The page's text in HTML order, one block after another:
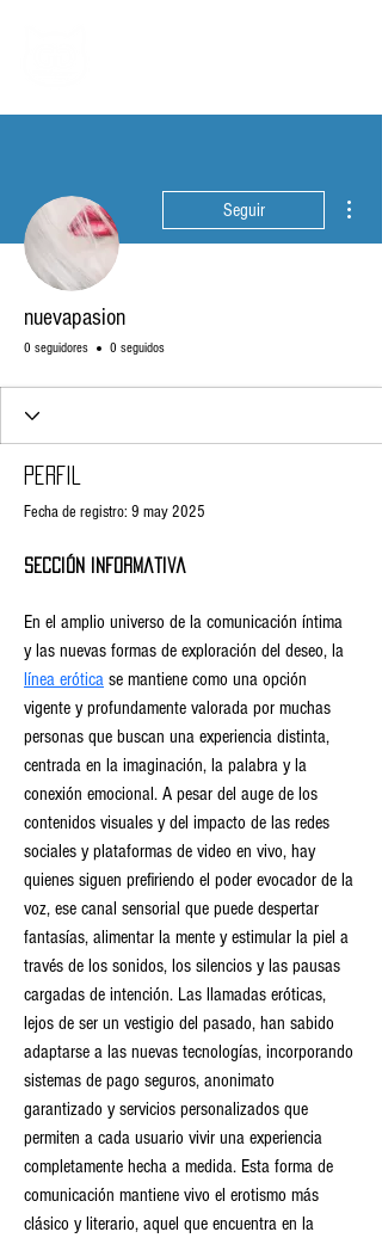
Seguir
nuevapasion
0 seguidores 0 seguidos
Perfil
Fecha de registro: 9 may 2025
Sección informativa
En el amplio universo de la comunicación íntima
y las nuevas formas de exploración del deseo, la
línea erótica se mantiene como una opción
vigente y profundamente valorada por muchas
personas que buscan una experiencia distinta,
centrada en la imaginación, la palabra y la
conexión emocional. A pesar del auge de los
contenidos visuales y del impacto de las redes
sociales y plataformas de video en vivo, hay
quienes siguen prefiriendo el poder evocador de la
voz, ese canal sensorial que puede despertar
fantasías, alimentar la mente y estimular la piel a
través de los sonidos, los silencios y las pausas
cargadas de intención. Las llamadas eróticas,
lejos de ser un vestigio del pasado, han sabido
adaptarse a las nuevas tecnologías, incorporando
sistemas de pago seguros, anonimato
garantizado y servicios personalizados que
permiten a cada usuario vivir una experiencia
completamente hecha a medida. Esta forma de
comunicación mantiene vivo el erotismo más
clásico y literario, aquel que encuentra en la